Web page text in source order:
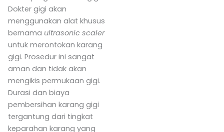
Dokter gigi akan
menggunakan alat khusus
bernama ultrasonic scaler
untuk merontokan karang
gigi. Prosedur ini sangat
aman dan tidak akan
mengikis permukaan gigi.
Durasi dan biaya
pembersihan karang gigi
tergantung dari tingkat
keparahan karang yang